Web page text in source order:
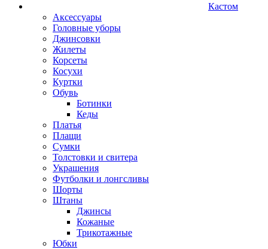
Кастом
Аксессуары
Головные уборы
Джинсовки
Жилеты
Корсеты
Косухи
Куртки
Обувь
Ботинки
Кеды
Платья
Плащи
Сумки
Толстовки и свитера
Украшения
Футболки и лонгсливы
Шорты
Штаны
Джинсы
Кожаные
Трикотажные
Юбки